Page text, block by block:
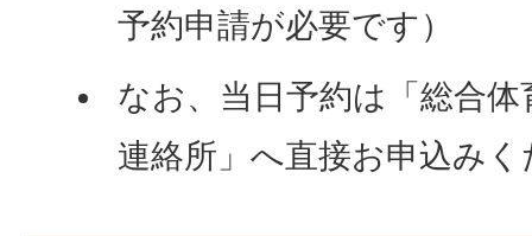
予約申請が必要です）
なお、当日予約は「総合
連絡所」へ直接お申込み